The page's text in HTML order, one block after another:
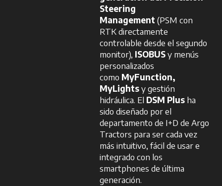
Steering
Management (PSM con
RTK directamente
controlable desde el segundo
monitor), ISOBUSy menús
personalizados
como MyFunction,
MyLightsy gestión
hidráulica. El DSM Plusha
sido diseñado por el
departamento de I+D de Argo
Tractors para ser cada vez
más intuitivo, fácil de usar e
integrado con los
smartphones de última
generación.